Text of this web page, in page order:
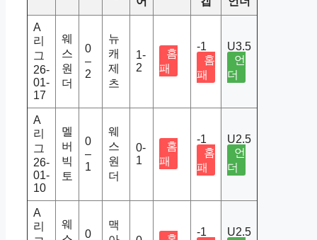
A
리
그
26-
01-
17
웨
스
원
더
0
–
2
뉴
캐
제
츠
1-
2
홈
패
-1
홈
패
U3.5
언
더
A
리
그
26-
01-
10
멜
버
빅
토
0
–
1
웨
스
원
더
0-
1
홈
패
-1
홈
패
U2.5
언
더
A
리
웨
0
맥
-1
U2.5